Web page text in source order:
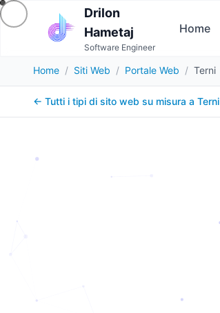
Drilon
Hametaj
Software Engineer
Home
Home / Siti Web / Portale Web / Terni
← Tutti i tipi di sito web su misura a Terni